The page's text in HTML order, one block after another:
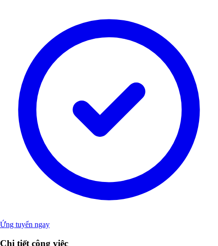
Ứng tuyển ngay
Chi tiết công việc